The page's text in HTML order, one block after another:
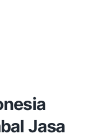
Jasa